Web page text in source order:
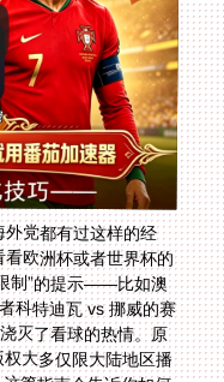
党都有过这样的经
欧洲杯或者世界杯的
制”的提示——比如澳
特迪瓦 vs 挪威的赛
灭了看球的热情。原
大多仅限大陆地区播
篇指南会告诉你如何
区限制问题，让你在